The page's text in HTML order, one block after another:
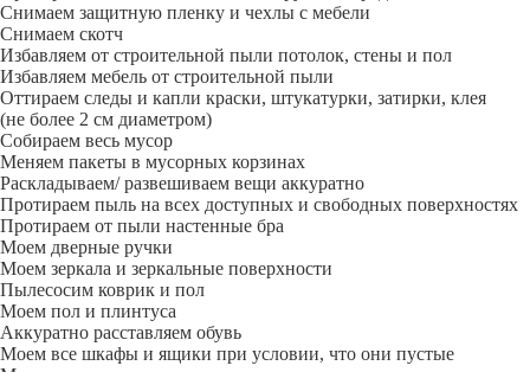
Снимаем защитную пленку и чехлы с мебели
Снимаем скотч
Избавляем от строительной пыли потолок, стены и пол
Избавляем мебель от строительной пыли
Оттираем следы и капли краски, штукатурки, затирки, клея
(не более 2 см диаметром)
Собираем весь мусор
Меняем пакеты в мусорных корзинах
Раскладываем/ развешиваем вещи аккуратно
Протираем пыль на всех доступных и свободных поверхностях
Протираем от пыли настенные бра
Моем дверные ручки
Моем зеркала и зеркальные поверхности
Пылесосим коврик и пол
Моем пол и плинтуса
Аккуратно расставляем обувь
Моем все шкафы и ящики при условии, что они пустые